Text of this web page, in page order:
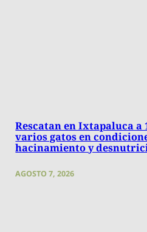
Rescatan en Ixtapaluca a
varios gatos en
hacinamiento y
AGOSTO 7, 2026